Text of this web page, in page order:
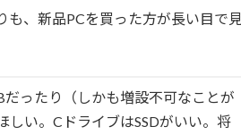
、新品PCを買った方が長い目で見
ったり（しかも増設不可なことが
い。CドライブはSSDがいい。将